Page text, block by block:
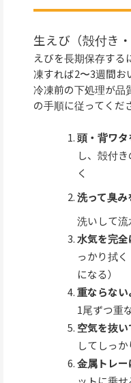
生えび（殻付き
えびを長期保存する
凍すれば2〜3週間お
冷凍前の下処理が品
の手順に従ってくだ
頭・背ワタ
し、殻付
く
洗って臭み
洗いして流
水気を完全
っかり拭
になる）
重ならな
1尾ずつ重
空気を抜
してしっ
金属トレ